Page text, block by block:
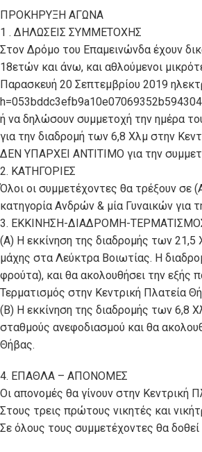
ΠΡΟΚΗΡΥΞΗ ΑΓΩΝΑ
1 . ΔΗΛΩΣΕΙΣ ΣΥΜΜΕΤΟΧΗΣ
Στον Δρόμο του Επαμεινώνδα έχουν
18ετών και άνω, και αθλούμενοι
Παρασκευή 20 Σεπτεμβρίου 2019
ή να δηλώσουν συμμετοχή την ημέρα
για την διαδρομή των 6,8 Χλμ στην
ΔΕΝ ΥΠΑΡΧΕΙ ΑΝΤΙΤΙΜΟ για την
2. ΚΑΤΗΓΟΡΙΕΣ
Όλοι οι συμμετέχοντες θα τρέξουν σε
κατηγορία Ανδρών & μία Γυναικών για
3. ΕΚΚΙΝΗΣΗ-ΔΙΑΔΡΟΜΗ-
(Α) Η εκκίνηση της διαδρομής των 21,5
μάχης στα Λεύκτρα Βοιωτίας. Η
φρούτα), και θα ακολουθήσει την
Τερματισμός στην Κεντρική Πλατεία
(Β) Η εκκίνηση της διαδρομής των 6,8
σταθμούς ανεφοδιασμού και θα
Θήβας.
4. ΕΠΑΘΛΑ – ΑΠΟΝΟΜΕΣ
Οι απονομές θα γίνουν στην Κεντρική
Στους τρεις πρώτους νικητές και
Σε όλους τους συμμετέχοντες θα δοθεί